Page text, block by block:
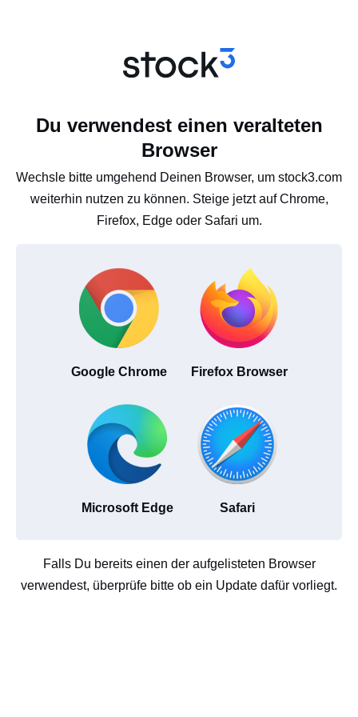
Du verwendest einen veralteten
Browser
Wechsle bitte umgehend Deinen Browser, um stock3.com
weiterhin nutzen zu können. Steige jetzt auf Chrome,
Firefox, Edge oder Safari um.
Google Chrome Firefox Browser
Microsoft Edge Safari
Falls Du bereits einen der aufgelisteten Browser
verwendest, überprüfe bitte ob ein Update dafür vorliegt.